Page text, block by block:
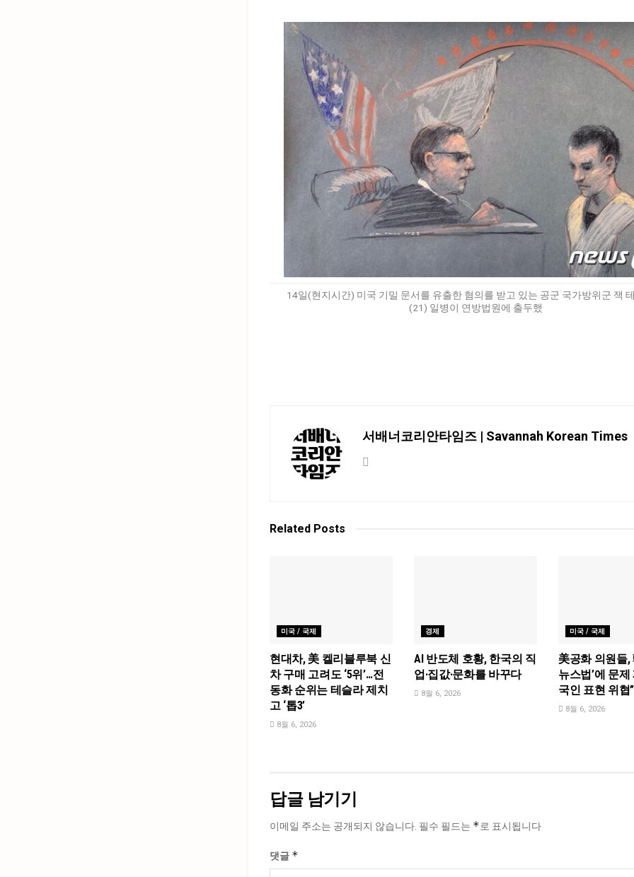
14일(현지시간) 미국 기밀 문서를 유출한 혐의를 받고 있는 공군 국가방위군 잭
(21) 일병이 연방법원에 출두했
서배너코리안타임즈 | Savannah Korean Times
Related Posts
미국 / 국제
현대차, 美 켈리블루북 신
차 구매 고려도 ‘5위’…전
동화 순위는 테슬라 제치
고 ‘톱3’
8월 6, 2026
경제
AI 반도체 호황, 한국의 직
업·집값·문화를 바꾸다
8월 6, 2026
미국 / 국제
美공화 의원들,
뉴스법’에 문제
국인 표현 위협”
8월 6, 2026
답글 남기기
이메일 주소는 공개되지 않습니다. 필수 필드는 *로 표시됩니다
댓글 *